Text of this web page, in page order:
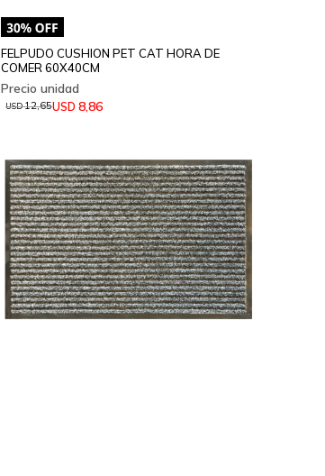
FELPUDO CUSHION PET CAT HORA DE
COMER 60X40CM
USD 8,86
USD12,65